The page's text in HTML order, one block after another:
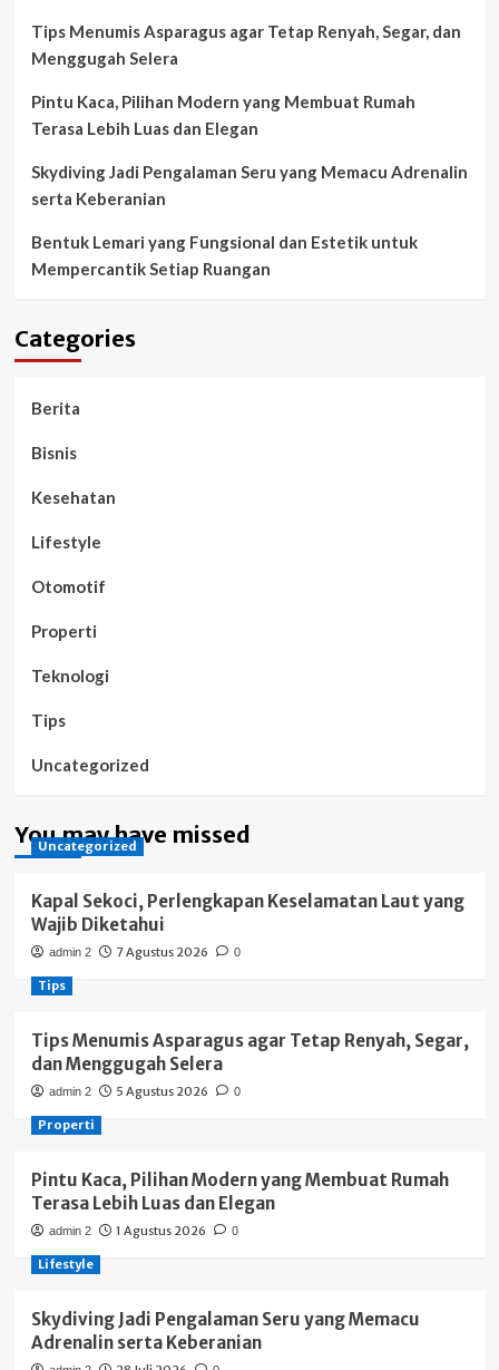
Tips Menumis Asparagus agar Tetap Renyah, Segar, dan
Menggugah Selera
Pintu Kaca, Pilihan Modern yang Membuat Rumah
Terasa Lebih Luas dan Elegan
Skydiving Jadi Pengalaman Seru yang Memacu Adrenalin
serta Keberanian
Bentuk Lemari yang Fungsional dan Estetik untuk
Mempercantik Setiap Ruangan
Categories
Berita
Bisnis
Kesehatan
Lifestyle
Otomotif
Properti
Teknologi
Tips
Uncategorized
You may have missed
Uncategorized
Kapal Sekoci, Perlengkapan Keselamatan Laut yang
Wajib Diketahui
admin 2 7 Agustus 2026 0
Tips
Tips Menumis Asparagus agar Tetap Renyah, Segar,
dan Menggugah Selera
admin 2 5 Agustus 2026 0
Properti
Pintu Kaca, Pilihan Modern yang Membuat Rumah
Terasa Lebih Luas dan Elegan
admin 2 1 Agustus 2026 0
Lifestyle
Skydiving Jadi Pengalaman Seru yang Memacu
Adrenalin serta Keberanian